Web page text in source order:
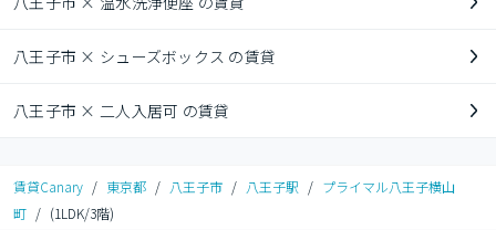
八王子市 × シューズボックス の賃貸
八王子市 × 二人入居可 の賃貸
賃貸Canary / 東京都 / 八王子市 / 八王子駅 / プライマル八王子横山
町 / (1LDK/3階)